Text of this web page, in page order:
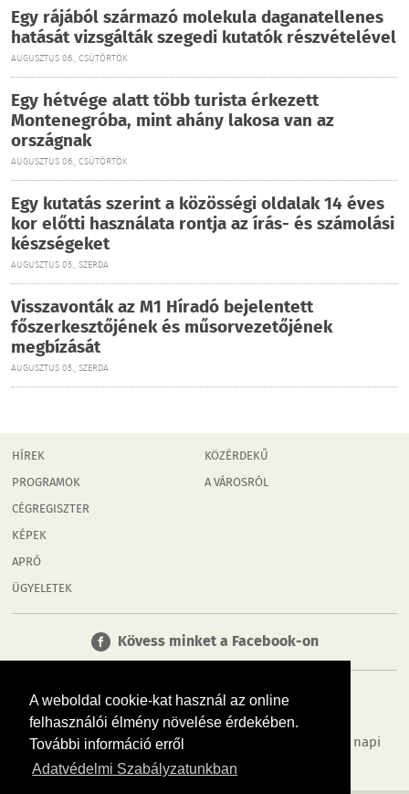
A weboldal cookie-kat használ az online
felhasználói élmény növelése érdekében.
További információ erről
Adatvédelmi Szabályzatunkban
Egy rájából származó molekula daganatellenes
hatását vizsgálták szegedi kutatók részvételével
AUGUSZTUS 06., CSÜTÖRTÖK
Egy hétvége alatt több turista érkezett
Montenegróba, mint ahány lakosa van az
országnak
AUGUSZTUS 06., CSÜTÖRTÖK
Egy kutatás szerint a közösségi oldalak 14 éves
kor előtti használata rontja az írás- és számolási
készségeket
AUGUSZTUS 05., SZERDA
Visszavonták az M1 Híradó bejelentett
főszerkesztőjének és műsorvezetőjének
megbízását
AUGUSZTUS 05., SZERDA
HÍREK
PROGRAMOK
CÉGREGISZTER
KÉPEK
APRÓ
ÜGYELETEK
KÖZÉRDEKŰ
A VÁROSRÓL
Kövess minket a Facebook-on
Tudj meg többet városodról! Hírek, programok, képek, napi
menü, cégek…. és minden, ami Győr